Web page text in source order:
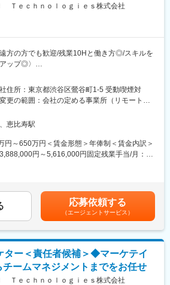
営業、マーケティング等）の調整
試用期間中の業務状況などを踏まえて適材適
す。
義、かつ積極性・協力性・スピードを重んじる
をお任せするケースもあります。
デザイナー、エンジニア（バックエンド、フ
フラ、AI各種在籍。業務委託・外注含む）で
組成。現PdMは業務委託で活躍されており、
ダクトマネージャーとして中心的な役割をお
居りますので、業界知識は不問です。
を導入しており、場所を縛られず拡大中の自
たい方にお勧めです。
対面で会うキックオフの機会もご用意してお
定める業務
Ｔｅｃｈｎｏｌｏｇｉｅｓ株式会社
遠方の方でも歓迎/残業10Hと働き方◎/スキルを
ップ◎〉
支援している全国23院の歯科クリニックのマ
っていただくポジションです。toC領域での
スティング広告やSEOをメインに活躍されて
ています。
ングの領域において、国内トップクラスのノ
ターと一緒に業務を行っていただけます。
運用と関連業務全般
グ広告、SNS広告を中心に運用
らLP制作のディレクション・広告バナー／動
／HP／ステップメール etc. の企画・ライテ
住所：東京都渋谷区鶯谷町1-5 受動喫煙対
更の範囲：会社の定める事業所（リモートワ
恵比寿駅
円～650万円＜賃金形態＞年俸制＜賃金内訳＞
円～5,616,000円固定残業手当/月：
額であり、選考を通じて上下する可能性があ
)は固定手当を含めた表記です。
応募依頼する
（エージェントサービス）
ター＜責任者候補＞◆マーケテイ
チームマネジメントまでをお任せ
Ｔｅｃｈｎｏｌｏｇｉｅｓ株式会社